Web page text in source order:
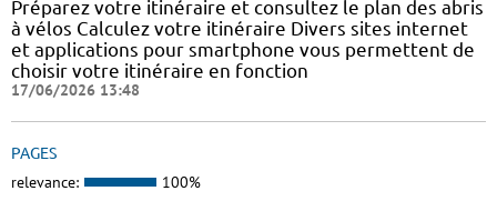
Préparez votre itinéraire et consultez le plan des abris
à vélos Calculez votre itinéraire Divers sites internet
et applications pour smartphone vous permettent de
choisir votre itinéraire en fonction
17/06/2026 13:48
PAGES
relevance: 100%